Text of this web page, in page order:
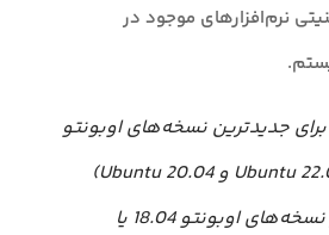
نرم‌افزارهای موجود در
جدیدترین نسخه‌های اوبونتو
(Ubuntu 24.04 و Ubuntu 22.04 و Ubuntu 20.04)
معتبر هستند. اگر از نسخه‌های اوبونتو 18.04 یا